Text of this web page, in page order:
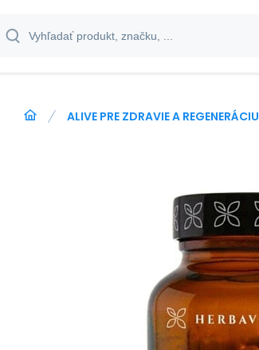
ALIVE PRE ZDRAVIE A REGENERÁCIU